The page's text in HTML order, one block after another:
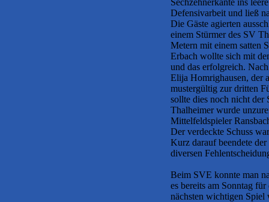
Sechzehnerkante ins
Defensivarbeit und ließ
Die Gäste agierten
einem Stürmer des SV
Metern mit einem satten
Erbach wollte sich mit
und das erfolgreich.
Elija Homrighausen, der
mustergültig zur dritten
sollte dies noch nicht der
Thalheimer wurde
Mittelfeldspieler
Der verdeckte Schuss
Kurz darauf beendete
diversen
Beim SVE konnte man
es bereits am Sonntag
nächsten wichtigen Spiel